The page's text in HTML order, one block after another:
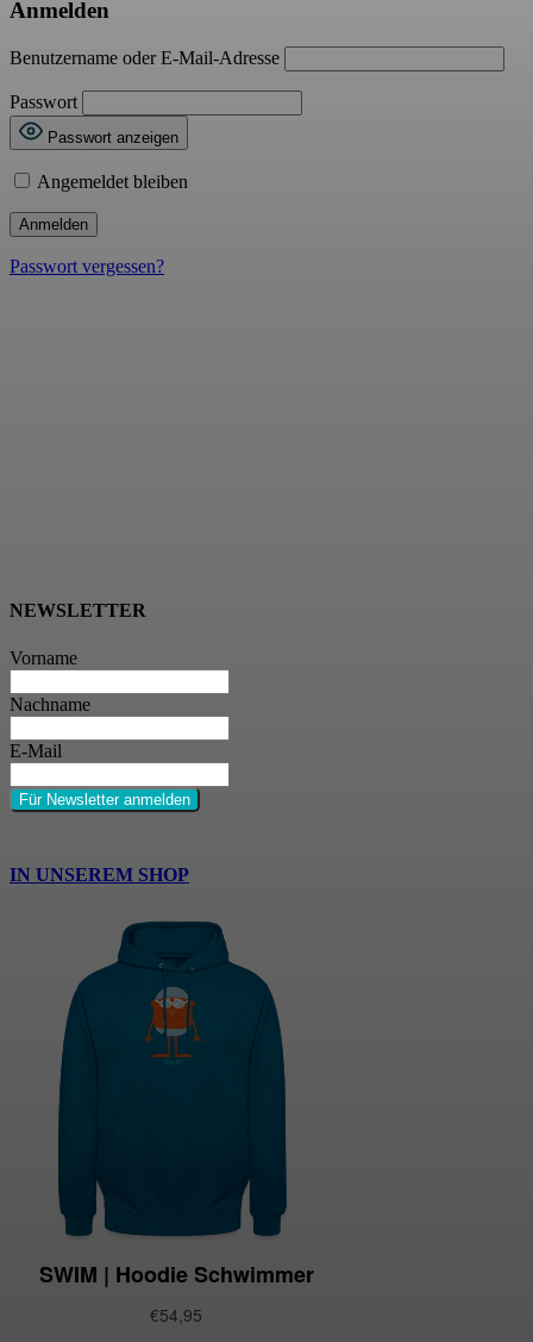
Anmelden
Benutzername oder E-Mail-Adresse
Passwort
Passwort anzeigen
Angemeldet bleiben
Passwort vergessen?
NEWSLETTER
Vorname
Nachname
E-Mail
Für Newsletter anmelden
IN UNSEREM SHOP